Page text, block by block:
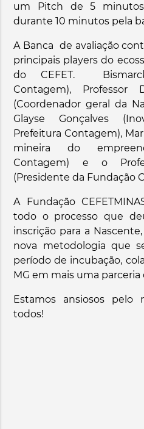
um Pitch de 5
durante 10 minutos pela
A Banca de avaliação
principais players do
do CEFET.
Contagem), Professor
(Coordenador geral da
Glayse Gonçalves
Prefeitura Contagem),
mineira do
Contagem) e o
(Presidente da Fundação
A Fundação
todo o processo que
inscrição para a
nova metodologia que
período de incubação,
MG em mais uma parceria
Estamos ansiosos pelo
todos!